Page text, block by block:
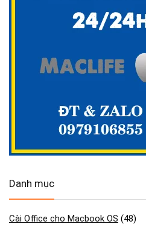
Danh mục
Cài Office cho Macbook OS (48)